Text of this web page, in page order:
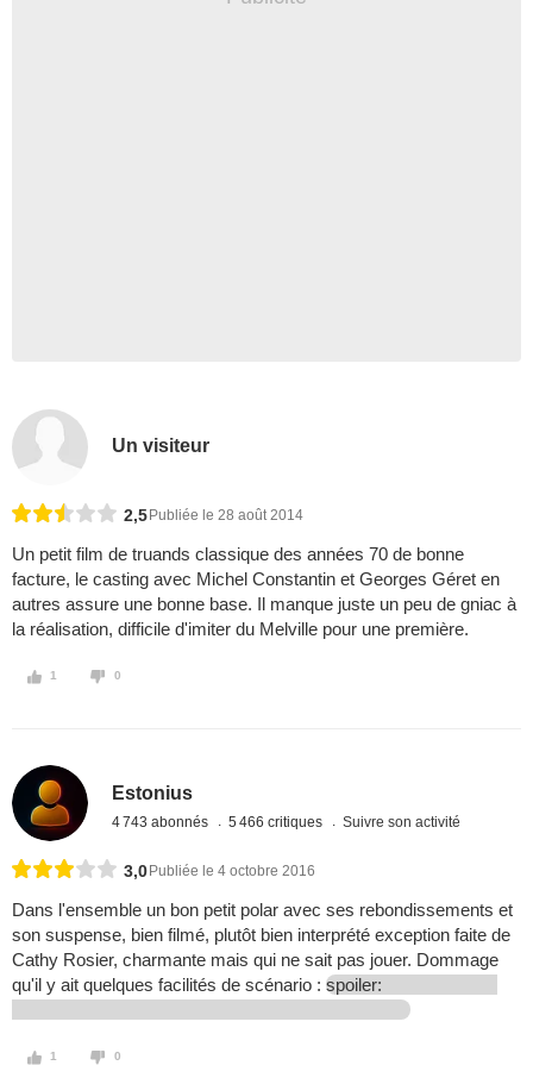
Un visiteur
2,5 Publiée le 28 août 2014
Un petit film de truands classique des années 70 de bonne
facture, le casting avec Michel Constantin et Georges Géret en
autres assure une bonne base. Il manque juste un peu de gniac à
la réalisation, difficile d'imiter du Melville pour une première.
1 0
Estonius
4 743 abonnés 5 466 critiques Suivre son activité
3,0 Publiée le 4 octobre 2016
Dans l'ensemble un bon petit polar avec ses rebondissements et
son suspense, bien filmé, plutôt bien interprété exception faite de
Cathy Rosier, charmante mais qui ne sait pas jouer. Dommage
qu'il y ait quelques facilités de scénario : spoiler:
1 0